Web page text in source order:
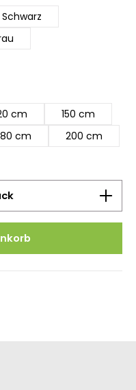
cm
150 cm
cm
200 cm
Wert